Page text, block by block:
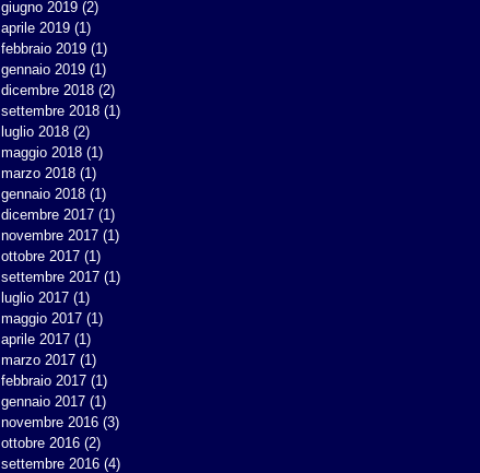
giugno 2019 (2)
aprile 2019 (1)
febbraio 2019 (1)
gennaio 2019 (1)
dicembre 2018 (2)
settembre 2018 (1)
luglio 2018 (2)
maggio 2018 (1)
marzo 2018 (1)
gennaio 2018 (1)
dicembre 2017 (1)
novembre 2017 (1)
ottobre 2017 (1)
settembre 2017 (1)
luglio 2017 (1)
maggio 2017 (1)
aprile 2017 (1)
marzo 2017 (1)
febbraio 2017 (1)
gennaio 2017 (1)
novembre 2016 (3)
ottobre 2016 (2)
settembre 2016 (4)